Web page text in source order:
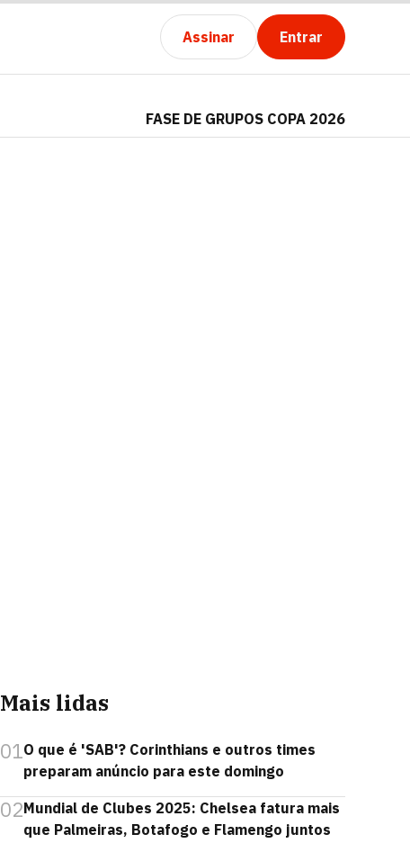
Assinar Entrar
FASE DE GRUPOS COPA 2026
Mais lidas
01O que é 'SAB'? Corinthians e outros times
preparam anúncio para este domingo
02Mundial de Clubes 2025: Chelsea fatura mais
que Palmeiras, Botafogo e Flamengo juntos